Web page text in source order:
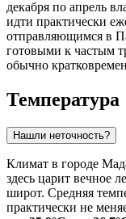
декабря по апрель
идти практически
отправляющимся в
готовыми к частым
обычно
Температура
Нашли неточность?
Климат в городе
здесь царит вечное
широт. Средняя
практически не